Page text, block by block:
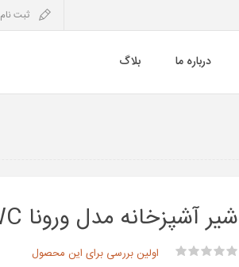
ثبت نام
درباره ما بلاگ
شیر آشپزخانه مدل ورونا KWC سفید
اولین بررسی برای این محصول